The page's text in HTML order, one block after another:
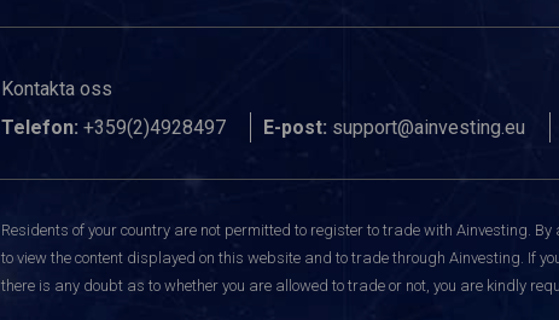
Kontakta oss
Telefon: +359(2)4928497 E-post: support@ainvesting.eu
Residents of your country are not permitted to register to trade with Ainvesting. By
to view the content displayed on this website and to trade through Ainvesting. If
there is any doubt as to whether you are allowed to trade or not, you are kindly